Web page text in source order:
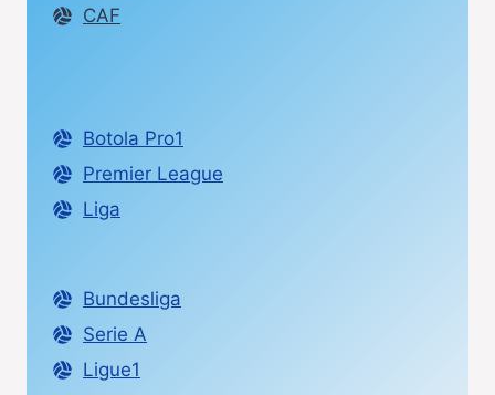
CAF
Botola Pro1
Premier League
Liga
Bundesliga
Serie A
Ligue1